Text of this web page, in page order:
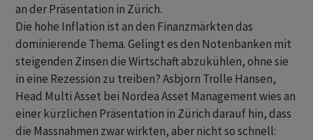
an der Präsentation in Zürich.
Die hohe Inflation ist an den Finanzmärkten das
dominierende Thema. Gelingt es den Notenbanken mit
steigenden Zinsen die Wirtschaft abzukühlen, ohne sie
in eine Rezession zu treiben? Asbjorn Trolle Hansen,
Head Multi Asset bei Nordea Asset Management wies an
einer kürzlichen Präsentation in Zürich darauf hin, dass
die Massnahmen zwar wirkten, aber nicht so schnell: